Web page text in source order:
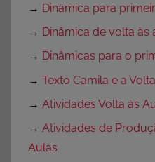
→ Dinâmica para
→ Dinâmica de volta às
→ Dinâmicas para o
→ Texto Camila e a
→ Atividades Volta às
→ Atividades de
Aulas